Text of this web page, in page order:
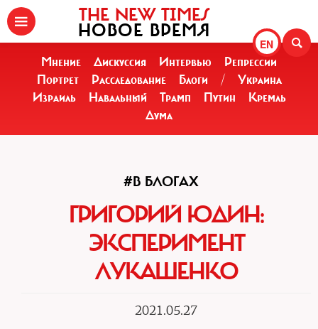
EN
THE NEW TIMES
НОВОЕ ВРЕМЯ
Мнение Дискуссия Интервью
Репрессии
Портрет
Расследование Блоги /
Украина
Израиль
Навальный Трамп Путин
Кремль
Дума
#В БЛОГАХ
ГРИГОРИЙ ЮДИН:
ЭКСПЕРИМЕНТ
ЛУКАШЕНКО
2021.05.27